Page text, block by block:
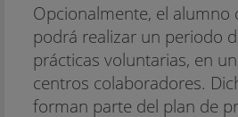
Opcionalmente, el alumno
podrá realizar un periodo
prácticas voluntarias, en
centros colaboradores.
forman parte del plan de